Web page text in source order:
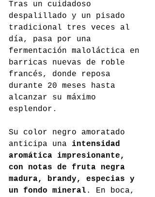
Tras un cuidadoso
despalillado y un pisado
tradicional tres veces al
día, pasa por una
fermentación maloláctica en
barricas nuevas de roble
francés, donde reposa
durante 20 meses hasta
alcanzar su máximo
esplendor.
Su color negro amoratado
anticipa una intensidad
aromática impresionante,
con notas de fruta negra
madura, brandy, especias y
un fondo mineral . En boca,